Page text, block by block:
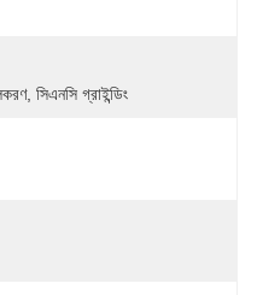
সিএনসি গ্রাইন্ডিং